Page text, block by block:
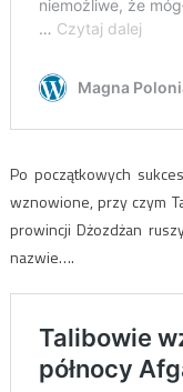
Po początkowych
wznowione, przy czym
prowincji Dżozdżan
nazwie….